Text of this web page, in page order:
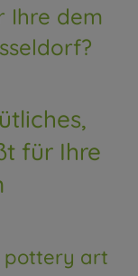
Ihre dem
für Ihre
pottery art